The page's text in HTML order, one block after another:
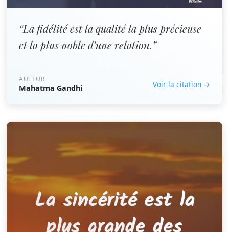
“La fidélité est la qualité la plus précieuse
et la plus noble d'une relation.”
AUTEUR
Mahatma Gandhi Voir la citation →